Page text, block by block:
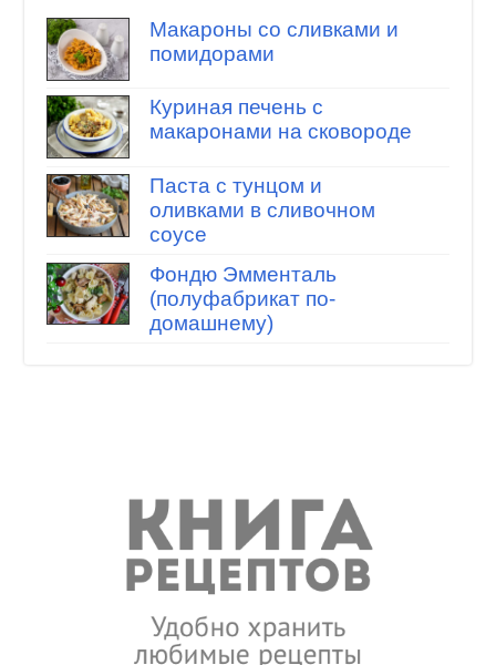
Макароны со сливками и
помидорами
Куриная печень с
макаронами на сковороде
Паста с тунцом и
оливками в сливочном
соусе
Фондю Эмменталь
(полуфабрикат по-
домашнему)